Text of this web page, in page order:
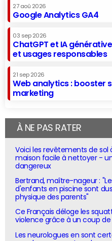
27 aoû 2026
Google Analytics GA4
03 sep 2026
ChatGPT et IA
et usages responsables
21 sep 2026
Web analytics : booster
marketing
À NE PAS RATER
Voici les revêtements de sol
maison facile à nettoyer -
dangereux
Bertrand, maître-nageur :
d'enfants en piscine sont
physique des parents"
Ce Français déloge les
violence grâce à un coup
Les neurologues en sont